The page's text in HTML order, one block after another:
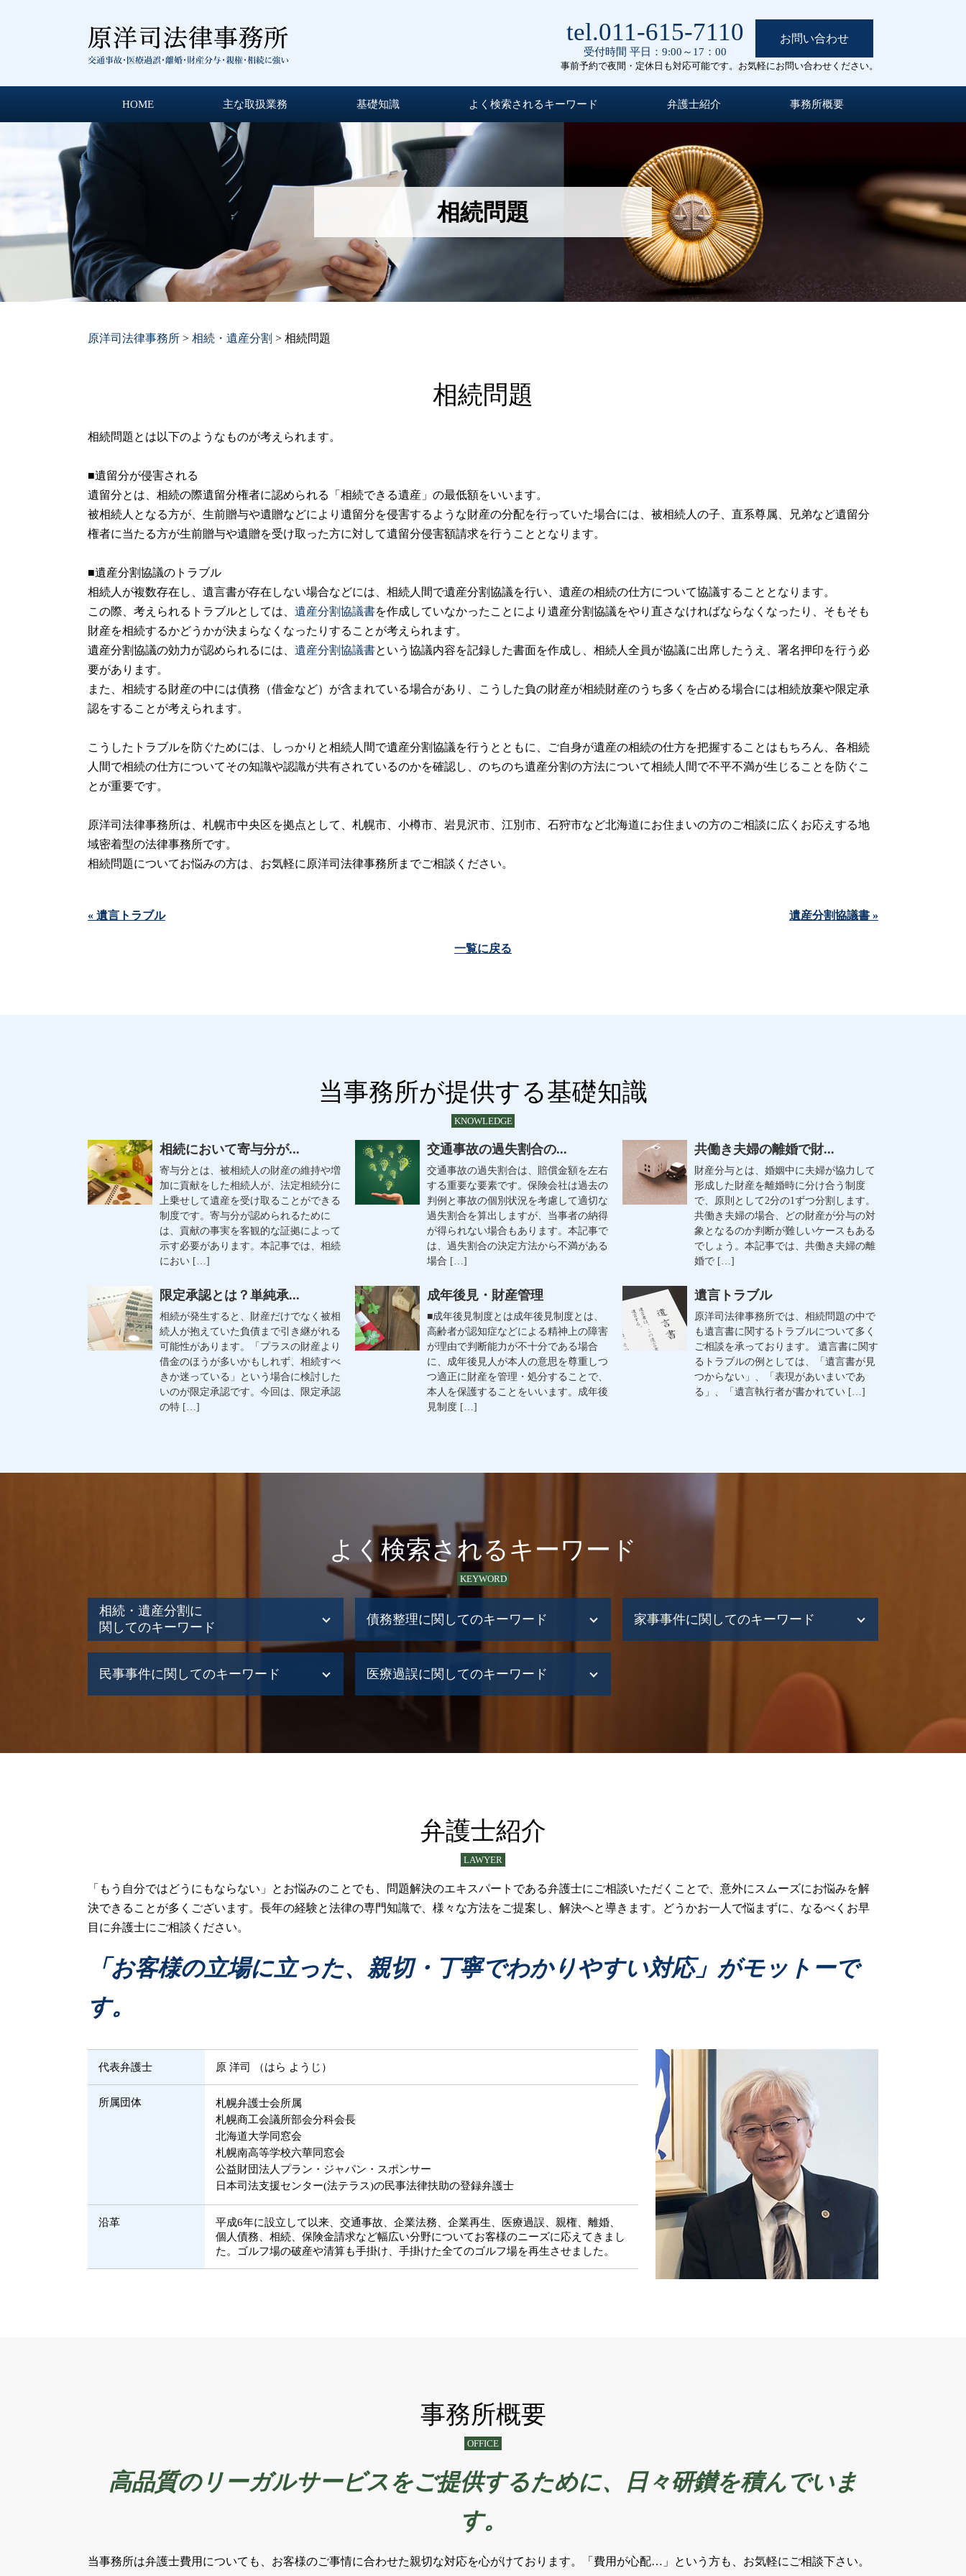
相続問題
tel.011-615-7110
受付時間 平日：9:00～17：00
お問い合わせ
事前予約で夜間・定休日も対応可能です。お気軽にお問い合わせください。
HOME 主な取扱業務 基礎知識 よく検索されるキーワード 弁護士紹介 事務所概要
原洋司法律事務所 > 相続・遺産分割 > 相続問題
相続問題
相続問題とは以下のようなものが考えられます。
■遺留分が侵害される
遺留分とは、相続の際遺留分権者に認められる「相続できる遺産」の最低額をいいます。
被相続人となる方が、生前贈与や遺贈などにより遺留分を侵害するような財産の分配を行っていた場合には、被相続人の子、直系尊属、兄弟など遺留分
権者に当たる方が生前贈与や遺贈を受け取った方に対して遺留分侵害額請求を行うこととなります。
■遺産分割協議のトラブル
相続人が複数存在し、遺言書が存在しない場合などには、相続人間で遺産分割協議を行い、遺産の相続の仕方について協議することとなります。
この際、考えられるトラブルとしては、 遺産分割協議書を作成していなかったことにより遺産分割協議をやり直さなければならなくなったり、そもそも
財産を相続するかどうかが決まらなくなったりすることが考えられます。
遺産分割協議の効力が認められるには、 遺産分割協議書という協議内容を記録した書面を作成し、相続人全員が協議に出席したうえ、署名押印を行う必
要があります。
また、相続する財産の中には債務（借金など）が含まれている場合があり、こうした負の財産が相続財産のうち多くを占める場合には相続放棄や限定承
認をすることが考えられます。
こうしたトラブルを防ぐためには、しっかりと相続人間で遺産分割協議を行うとともに、ご自身が遺産の相続の仕方を把握することはもちろん、各相続
人間で相続の仕方についてその知識や認識が共有されているのかを確認し、のちのち遺産分割の方法について相続人間で不平不満が生じることを防ぐこ
とが重要です。
原洋司法律事務所は、札幌市中央区を拠点として、札幌市、小樽市、岩見沢市、江別市、石狩市など北海道にお住まいの方のご相談に広くお応えする地
域密着型の法律事務所です。
相続問題についてお悩みの方は、お気軽に原洋司法律事務所までご相談ください。
« 遺言トラブル 遺産分割協議書 »
一覧に戻る
当事務所が提供する基礎知識
KNOWLEDGE
相続において寄与分が...
寄与分とは、被相続人の財産の維持や増
加に貢献をした相続人が、法定相続分に
上乗せして遺産を受け取ることができる
制度です。寄与分が認められるために
は、貢献の事実を客観的な証拠によって
示す必要があります。本記事では、相続
におい […]
交通事故の過失割合の...
交通事故の過失割合は、賠償金額を左右
する重要な要素です。保険会社は過去の
判例と事故の個別状況を考慮して適切な
過失割合を算出しますが、当事者の納得
が得られない場合もあります。本記事で
は、過失割合の決定方法から不満がある
場合 […]
共働き夫婦の離婚で財...
財産分与とは、婚姻中に夫婦が協力して
形成した財産を離婚時に分け合う制度
で、原則として2分の1ずつ分割します。
共働き夫婦の場合、どの財産が分与の対
象となるのか判断が難しいケースもある
でしょう。本記事では、共働き夫婦の離
婚で […]
限定承認とは？単純承...
相続が発生すると、財産だけでなく被相
続人が抱えていた負債まで引き継がれる
可能性があります。「プラスの財産より
借金のほうが多いかもしれず、相続すべ
きか迷っている」という場合に検討した
いのが限定承認です。今回は、限定承認
の特 […]
成年後見・財産管理
■成年後見制度とは成年後見制度とは、
高齢者が認知症などによる精神上の障害
が理由で判断能力が不十分である場合
に、成年後見人が本人の意思を尊重しつ
つ適正に財産を管理・処分することで、
本人を保護することをいいます。成年後
見制度 […]
遺言トラブル
原洋司法律事務所では、相続問題の中で
も遺言書に関するトラブルについて多く
ご相談を承っております。 遺言書に関す
るトラブルの例としては、「遺言書が見
つからない」、「表現があいまいであ
る」、「遺言執行者が書かれてい […]
よく検索されるキーワード
KEYWORD
相続・遺産分割に
関してのキーワード
相続放棄 期限
遺産 相続財産 違い
遺産 借金
江別市 相続問題
遺産 確認方法
遺産 相続放棄
遺産 預け先
小樽市 相続問題
債務整理に関してのキーワード
債務整理 石狩市
債務整理 すると どうなる
債務整理 札幌市
債務整理 退職金見込額証明書
債務整理 すぐできる
債務整理 子供への影響
債務整理 手遅れ
自己破産 流れ
債務整理 クズ
債務整理 弁護士
家事事件に関してのキーワード
家事事件 トラブル
家事事件 弁護士
家事事件 民事
相続問題 家事事件
民事事件に関してのキーワード
民事事件 傍聴
不動産取引 弁護士
民事事件 懲役
民事事件 解決方法
民事事件 時効
任意整理 弁護士
医療過誤に関してのキーワード
医療過誤 法律
医療過誤 冤罪
医療事故 弁護士
医療過誤
介護事故 賠償
医療過誤 医師 責任
医療過誤訴訟 問題点
弁護士紹介
LAWYER
「もう自分ではどうにもならない」とお悩みのことでも、問題解決のエキスパートである弁護士にご相談いただくことで、意外にスムーズにお悩みを解
決できることが多くございます。長年の経験と法律の専門知識で、様々な方法をご提案し、解決へと導きます。どうかお一人で悩まずに、なるべくお早
目に弁護士にご相談ください。
「お客様の立場に立った、親切・丁寧でわかりやすい対応」がモットーで
す。
代表弁護士 原 洋司 （はら ようじ）
所属団体
札幌弁護士会所属
札幌商工会議所部会分科会長
北海道大学同窓会
札幌南高等学校六華同窓会
公益財団法人プラン・ジャパン・スポンサー
日本司法支援センター(法テラス)の民事法律扶助の登録弁護士
沿革
平成6年に設立して以来、交通事故、企業法務、企業再生、医療過誤、親権、離婚、
個人債務、相続、保険金請求など幅広い分野についてお客様のニーズに応えてきまし
た。ゴルフ場の破産や清算も手掛け、手掛けた全てのゴルフ場を再生させました。
事務所概要
OFFICE
高品質のリーガルサービスをご提供するために、日々研鑚を積んでいま
す。
当事務所は弁護士費用についても、お客様のご事情に合わせた親切な対応を心がけております。「費用が心配…」という方も、お気軽にご相談下さい。